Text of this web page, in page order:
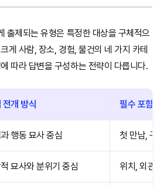
출제되는 유형은 특정한 대상을 구체적으
게 사람, 장소, 경험, 물건의 네 가지 카테
따라 답변을 구성하는 전략이 다릅니다.
전개 방식 필수 포함
행동 묘사 중심 첫 만남, 구
묘사와 분위기 중심 위치, 외관